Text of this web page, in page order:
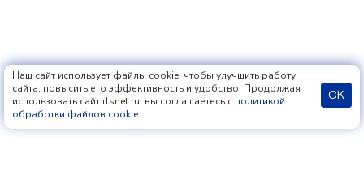
Наш сайт использует файлы cookie, чтобы улучшить работу
сайта, повысить его эффективность и удобство. Продолжая
использовать сайт rlsnet.ru, вы соглашаетесь с политикой
обработки файлов cookie.
ОК